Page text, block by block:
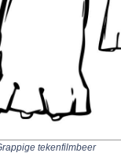
tekenfilmbeer